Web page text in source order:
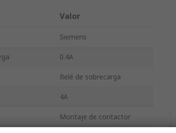
Valor
Siemens
0.4A
Relé de sobrecarga
4A
Montaje de contactor